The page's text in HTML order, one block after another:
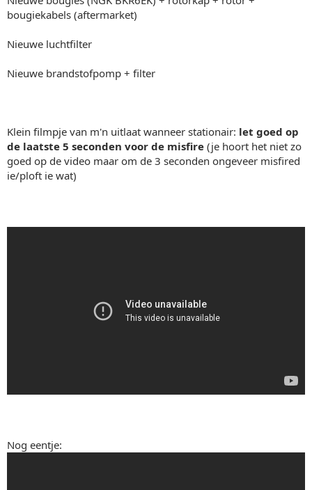
bougiekabels (aftermarket)
Nieuwe luchtfilter
Nieuwe brandstofpomp + filter
Klein filmpje van m'n uitlaat wanneer stationair: let goed op
de laatste 5 seconden voor de misfire (je hoort het niet zo
goed op de video maar om de 3 seconden ongeveer misfired
ie/ploft ie wat)
Nog eentje: